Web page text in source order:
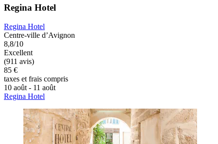
Regina Hotel
Regina Hotel
Centre-ville d’Avignon
8,8/10
Excellent
(911 avis)
85 €
taxes et frais compris
10 août - 11 août
Regina Hotel